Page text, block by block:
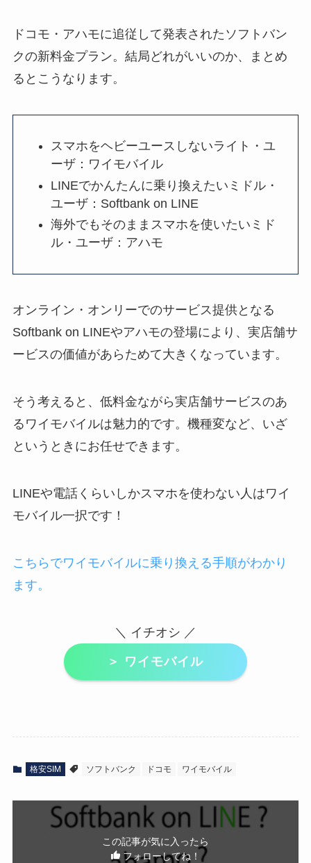
ドコモ・アハモに追従して発表されたソフトバン
クの新料金プラン。結局どれがいいのか、まとめ
るとこうなります。
スマホをヘビーユースしないライト・ユ
ーザ：ワイモバイル
LINEでかんたんに乗り換えたいミドル・
ユーザ：Softbank on LINE
海外でもそのままスマホを使いたいミド
ル・ユーザ：アハモ
オンライン・オンリーでのサービス提供となる
Softbank on LINEやアハモの登場により、実店舗サ
ービスの価値があらためて大きくなっています。
そう考えると、低料金ながら実店舗サービスのあ
るワイモバイルは魅力的です。機種変など、いざ
というときにお任せできます。
LINEや電話くらいしかスマホを使わない人はワイ
モバイル一択です！
こちらでワイモバイルに乗り換える手順がわかり
ます。
＼ イチオシ ／
＞ ワイモバイル
格安SIM ソフトバンク ドコモ ワイモバイル
この記事が気に入ったら
フォローしてね！